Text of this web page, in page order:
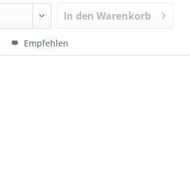
In den Warenkorb
Empfehlen